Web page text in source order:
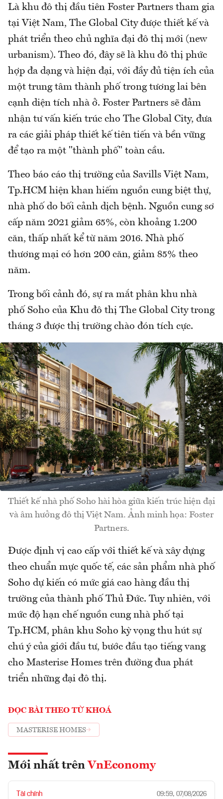
Là khu đô thị đầu tiên Foster Partners tham gia
tại Việt Nam, The Global City được thiết kế và
phát triển theo chủ nghĩa đại đô thị mới (new
urbanism). Theo đó, đây sẽ là khu đô thị phức
hợp đa dạng và hiện đại, với đầy đủ tiện ích của
một trung tâm thành phố trong tương lai bên
cạnh diện tích nhà ở. Foster Partners sẽ đảm
nhận tư vấn kiến trúc cho The Global City, đưa
ra các giải pháp thiết kế tiên tiến và bền vững
để tạo ra một "thành phố" toàn cầu.
Theo báo cáo thị trường của Savills Việt Nam,
Tp.HCM hiện khan hiếm nguồn cung biệt thự,
nhà phố do bối cảnh dịch bệnh. Nguồn cung sơ
cấp năm 2021 giảm 65%, còn khoảng 1.200
căn, thấp nhất kể từ năm 2016. Nhà phố
thương mại có hơn 200 căn, giảm 85% theo
năm.
Trong bối cảnh đó, sự ra mắt phân khu nhà
phố Soho của Khu đô thị The Global City trong
tháng 3 được thị trường chào đón tích cực.
Thiết kế nhà phố Soho hài hòa giữa kiến trúc hiện đại
và âm hưởng đô thị Việt Nam. Ảnh minh họa: Foster
Partners.
Được định vị cao cấp với thiết kế và xây dựng
theo chuẩn mực quốc tế, các sản phẩm nhà phố
Soho dự kiến có mức giá cao hàng đầu thị
trường của thành phố Thủ Đức. Tuy nhiên, với
mức độ hạn chế nguồn cung nhà phố tại
Tp.HCM, phân khu Soho kỳ vọng thu hút sự
chú ý của giới đầu tư, bước đầu tạo tiếng vang
cho Masterise Homes trên đường đua phát
triển những đại đô thị.
ĐỌC BÀI THEO TỪ KHOÁ
MASTERISE HOMES
Mới nhất trên VnEconomy
Tài chính 09:59, 07/08/2026